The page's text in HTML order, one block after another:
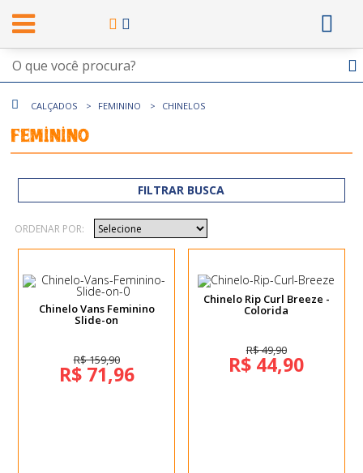
CALÇADOS FEMININO CHINELOS
Feminino
FILTRAR BUSCA
ORDENAR POR:
Chinelo Vans Feminino
Slide-on
R$ 159,90
R$ 71,96
Chinelo Rip Curl Breeze -
Colorida
R$ 49,90
R$ 44,90